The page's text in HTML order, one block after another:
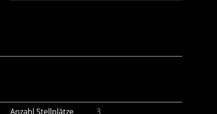
Anzahl Stellplätze 3